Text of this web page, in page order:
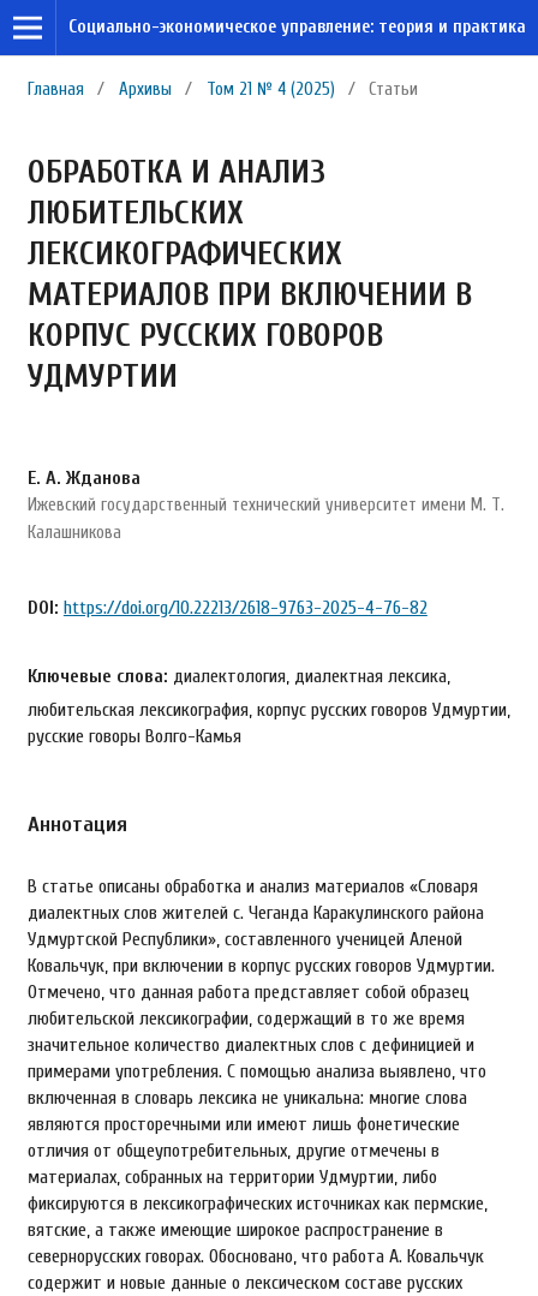
Социально-экономическое управление: теория и практика
Главная / Архивы / Том 21 № 4 (2025) / Статьи
ОБРАБОТКА И АНАЛИЗ
ЛЮБИТЕЛЬСКИХ
ЛЕКСИКОГРАФИЧЕСКИХ
МАТЕРИАЛОВ ПРИ ВКЛЮЧЕНИИ В
КОРПУС РУССКИХ ГОВОРОВ
УДМУРТИИ
Е. А. Жданова
Ижевский государственный технический университет имени М. Т.
Калашникова
DOI: https://doi.org/10.22213/2618-9763-2025-4-76-82
Ключевые слова: диалектология, диалектная лексика,
любительская лексикография, корпус русских говоров Удмуртии,
русские говоры Волго-Камья
Аннотация
В статье описаны обработка и анализ материалов «Словаря
диалектных слов жителей с. Чеганда Каракулинского района
Удмуртской Республики», составленного ученицей Аленой
Ковальчук, при включении в корпус русских говоров Удмуртии.
Отмечено, что данная работа представляет собой образец
любительской лексикографии, содержащий в то же время
значительное количество диалектных слов с дефиницией и
примерами употребления. С помощью анализа выявлено, что
включенная в словарь лексика не уникальна: многие слова
являются просторечными или имеют лишь фонетические
отличия от общеупотребительных, другие отмечены в
материалах, собранных на территории Удмуртии, либо
фиксируются в лексикографических источниках как пермские,
вятские, а также имеющие широкое распространение в
севернорусских говорах. Обосновано, что работа А. Ковальчук
содержит и новые данные о лексическом составе русских